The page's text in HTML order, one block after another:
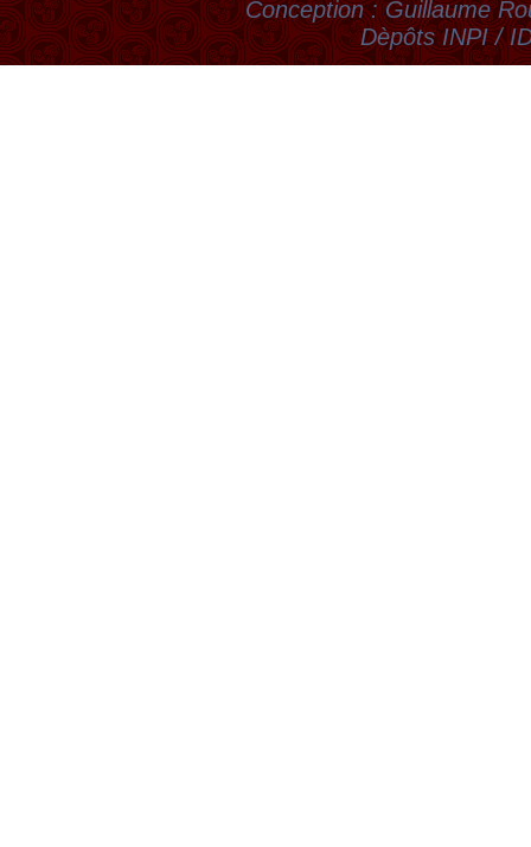
Conception : Guillaume
Dèpôts INPI /